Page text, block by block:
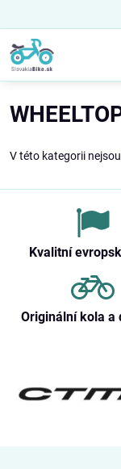
V této kategorii
Kvalitní
Originální kola a